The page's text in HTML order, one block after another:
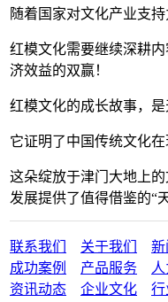
随着国家对文化产业支
红模文化需要继续深耕
济效益的双赢！
红模文化的成长故事，
它证明了中国传统文化
这朵绽放于津门大地上
发展提供了值得借鉴的“
联系我们 关于我们
新
成功案例
产品服务
资讯动态
企业文化
行